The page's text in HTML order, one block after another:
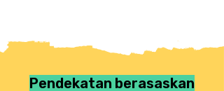
Pendekatan berasaskan